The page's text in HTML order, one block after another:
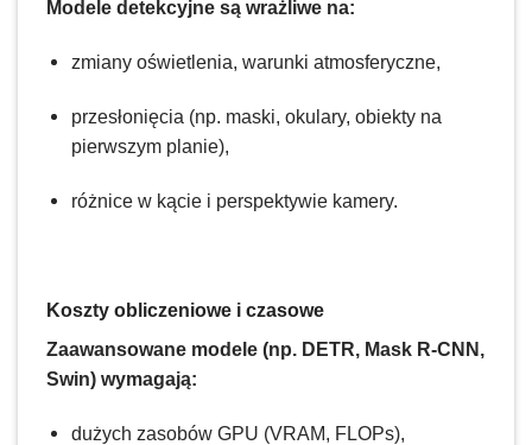
Modele detekcyjne są wrażliwe na:
zmiany oświetlenia, warunki atmosferyczne,
przesłonięcia (np. maski, okulary, obiekty na
pierwszym planie),
różnice w kącie i perspektywie kamery.
Koszty obliczeniowe i czasowe
Zaawansowane modele (np. DETR, Mask R-CNN,
Swin) wymagają:
dużych zasobów GPU (VRAM, FLOPs),